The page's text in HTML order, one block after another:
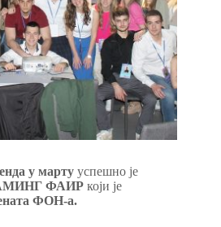
у марту успешно је
ФАИР који је
ФОН-а.